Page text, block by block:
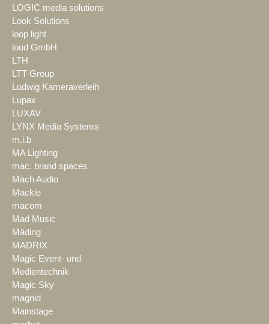
LOGIC media solutions
Look Solutions
loop light
loud GmbH
LTH
LTT Group
Ludwig Kameraverleih
Lupax
LUXAV
LYNX Media Systems
m.i.b
MA Lighting
mac. brand spaces
Mach Audio
Mackie
macom
Mad Music
Mäding
MADRIX
Magic Event- und
Medientechnik
Magic Sky
magnid
Mainstage